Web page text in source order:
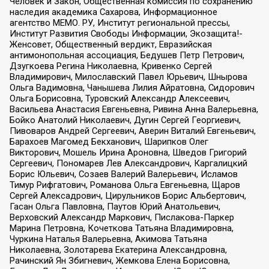
наследия академика Сахарова, Информационное
агентство МЕМО. РУ, Институт региональной прессы,
Институт Развития Свободы Информации, Экозащита!-
Женсовет, Общественный вердикт, Евразийская
антимонопольная ассоциация, Бедушев Петр Петрович,
Дзугкоева Регина Николаевна, Кривенко Сергей
Владимирович, Милославский Павел Юрьевич, Шнырова
Ольга Вадимовна, Чанышева Лилия Айратовна, Сидорович
Ольга Борисовна, Туровский Александр Алексеевич,
Васильева Анастасия Евгеньевна, Ривина Анна Валерьевна,
Бойко Анатолий Николаевич, Дугин Сергей Георгиевич,
Пивоваров Андрей Сергеевич, Аверин Виталий Евгеньевич,
Барахоев Магомед Бекханович, Шарипков Олег
Викторович, Мошель Ирина Ароновна, Шведов Григорий
Сергеевич, Пономарев Лев Александрович, Каргалицкий
Борис Юльевич, Созаев Валерий Валерьевич, Исламов
Тимур Рифгатович, Романова Ольга Евгеньевна, Щаров
Сергей Алексадрович, Цирульников Борис Альбертович,
Гасан Ольга Павловна, Паутов Юрий Анатольевич,
Верховский Александр Маркович, Пислакова-Паркер
Марина Петровна, Кочеткова Татьяна Владимировна,
Чуркина Наталья Валерьевна, Акимова Татьяна
Николаевна, Золотарева Екатерина Александровна,
Рачинский Ян Збигневич, Жемкова Елена Борисовна,